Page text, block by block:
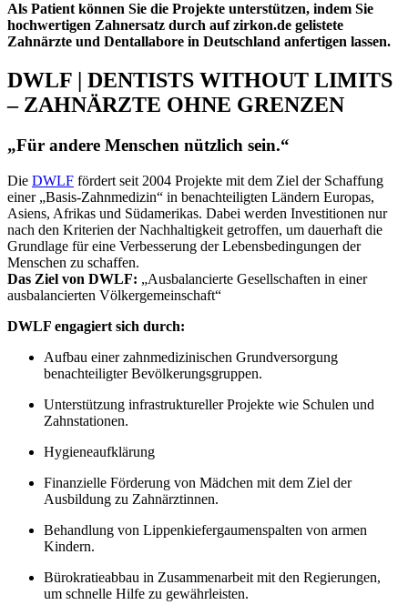
Als Patient können Sie die Projekte unterstützen, indem Sie
hochwertigen Zahnersatz durch auf zirkon.de gelistete
Zahnärzte und Dentallabore in Deutschland anfertigen lassen.
DWLF | DENTISTS WITHOUT LIMITS
– ZAHNÄRZTE OHNE GRENZEN
„Für andere Menschen nützlich sein.“
Die DWLF fördert seit 2004 Projekte mit dem Ziel der Schaffung
einer „Basis-Zahnmedizin“ in benachteiligten Ländern Europas,
Asiens, Afrikas und Südamerikas. Dabei werden Investitionen nur
nach den Kriterien der Nachhaltigkeit getroffen, um dauerhaft die
Grundlage für eine Verbesserung der Lebensbedingungen der
Menschen zu schaffen.
Das Ziel von DWLF: „Ausbalancierte Gesellschaften in einer
ausbalancierten Völkergemeinschaft“
DWLF engagiert sich durch:
Aufbau einer zahnmedizinischen Grundversorgung
benachteiligter Bevölkerungsgruppen.
Unterstützung infrastruktureller Projekte wie Schulen und
Zahnstationen.
Hygieneaufklärung
Finanzielle Förderung von Mädchen mit dem Ziel der
Ausbildung zu Zahnärztinnen.
Behandlung von Lippenkiefergaumenspalten von armen
Kindern.
Bürokratieabbau in Zusammenarbeit mit den Regierungen,
um schnelle Hilfe zu gewährleisten.